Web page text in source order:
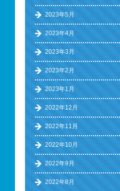
2023年5月
2023年4月
2023年3月
2023年2月
2023年1月
2022年12月
2022年11月
2022年10月
2022年9月
2022年8月